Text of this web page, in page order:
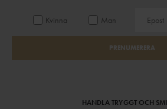
Kvinna Man
PRENUMERERA
HANDLA TRYGGT OCH